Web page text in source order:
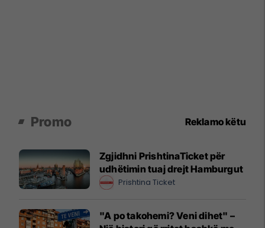
Promo Reklamo këtu
Zgjidhni PrishtinaTicket për
udhëtimin tuaj drejt Hamburgut
Prishtina Ticket
"A po takohemi? Veni dihet" –